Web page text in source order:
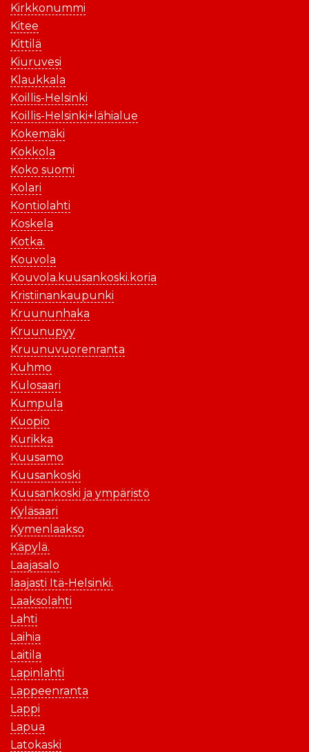
Kirkkonummi
Kitee
Kittilä
Kiuruvesi
Klaukkala
Koillis-Helsinki
Koillis-Helsinki+lähialue
Kokemäki
Kokkola
Koko suomi
Kolari
Kontiolahti
Koskela
Kotka.
Kouvola
Kouvola.kuusankoski.koria
Kristiinankaupunki
Kruununhaka
Kruunupyy
Kruunuvuorenranta
Kuhmo
Kulosaari
Kumpula
Kuopio
Kurikka
Kuusamo
Kuusankoski
Kuusankoski ja ympäristö
Kyläsaari
Kymenlaakso
Käpylä.
Laajasalo
laajasti Itä-Helsinki.
Laaksolahti
Lahti
Laihia
Laitila
Lapinlahti
Lappeenranta
Lappi
Lapua
Latokaski